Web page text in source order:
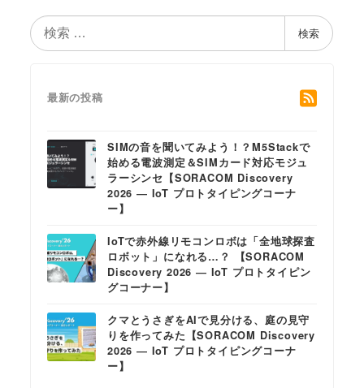
検
索
検索
最新の投稿
SIMの音を聞いてみよう！？M5Stackで
始める電波測定＆SIMカード対応モジュ
ラーシンセ【SORACOM Discovery
2026 ― IoT プロトタイピングコーナ
ー】
IoTで赤外線リモコンロボは「全地球探査
ロボット」になれる…？ 【SORACOM
Discovery 2026 ― IoT プロトタイピン
グコーナー】
クマとうさぎをAIで見分ける、庭の見守
りを作ってみた【SORACOM Discovery
2026 ― IoT プロトタイピングコーナ
ー】